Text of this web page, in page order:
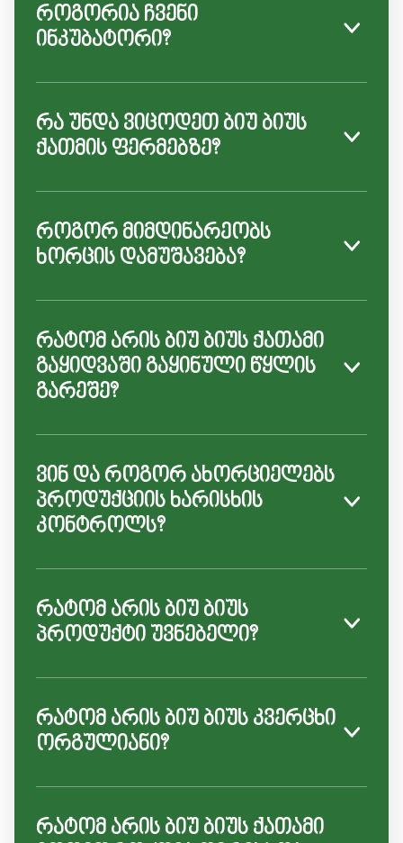
როგორია ჩვენი
ინკუბატორი?
რა უნდა ვიცოდეთ ბიუ ბიუს
ქათმის ფერმებზე?
როგორ მიმდინარეობს
ხორცის დამუშავება?
რატომ არის ბიუ ბიუს ქათამი
გაყიდვაში გაყინული წყლის
გარეშე?
ვინ და როგორ ახორციელებს
პროდუქციის ხარისხის
კონტროლს?
რატომ არის ბიუ ბიუს
პროდუქტი უვნებელი?
რატომ არის ბიუ ბიუს კვერცხი
ორგულიანი?
რატომ არის ბიუ ბიუს ქათამი